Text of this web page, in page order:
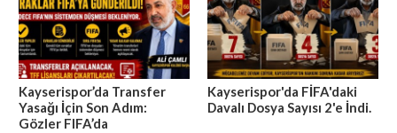
Kayserispor’da Transfer
Yasağı İçin Son Adım:
Gözler FIFA’da
Kayserispor'da FİFA'daki
Davalı Dosya Sayısı 2'e İndi.